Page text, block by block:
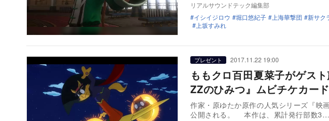
リアルサウンドテック編集部
イシイジロウ
堀口悠紀子 上海華撃団 新サク
上坂すみれ
プレゼント 2017.11.22 19:00
ももクロ百田夏菜子がゲス
ZZのひみつ』ムビチケカー
作家・原ゆたか原作の人気シリーズ『
公開される。 本作は、累計発行部数3…